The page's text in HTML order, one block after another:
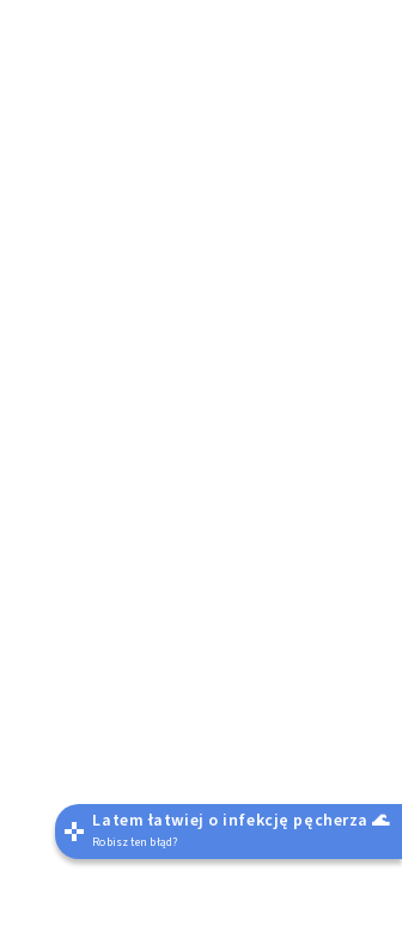
Latem łatwiej o infekcję pęcherza 🌊
Robisz ten błąd?